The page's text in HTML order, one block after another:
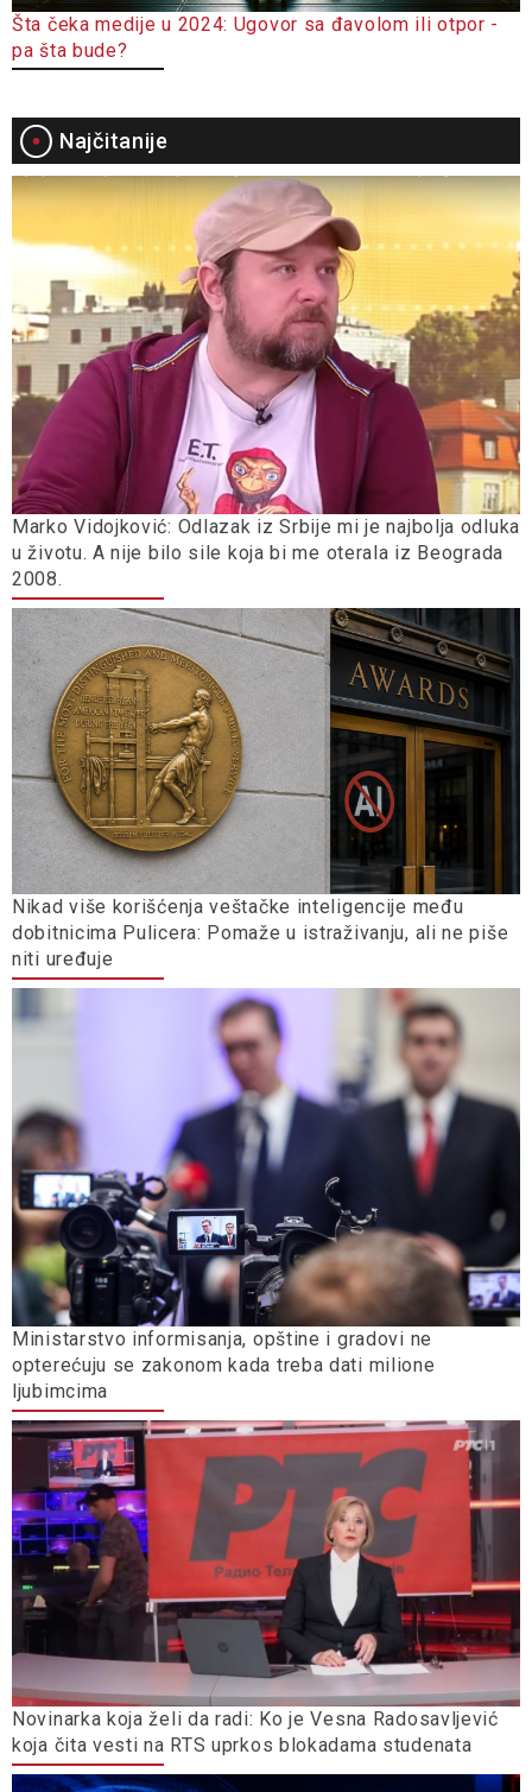
Šta čeka medije u 2024: Ugovor sa đavolom ili otpor -
pa šta bude?
Najčitanije
Marko Vidojković: Odlazak iz Srbije mi je najbolja odluka
u životu. A nije bilo sile koja bi me oterala iz Beograda
2008.
Nikad više korišćenja veštačke inteligencije među
dobitnicima Pulicera: Pomaže u istraživanju, ali ne piše
niti uređuje
Ministarstvo informisanja, opštine i gradovi ne
opterećuju se zakonom kada treba dati milione
ljubimcima
Novinarka koja želi da radi: Ko je Vesna Radosavljević
koja čita vesti na RTS uprkos blokadama studenata